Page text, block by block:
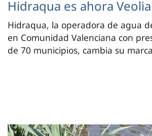
Hidraqua es ahora Veolia
Hidraqua, la operadora de agua
en Comunidad Valenciana con
de 70 municipios, cambia su